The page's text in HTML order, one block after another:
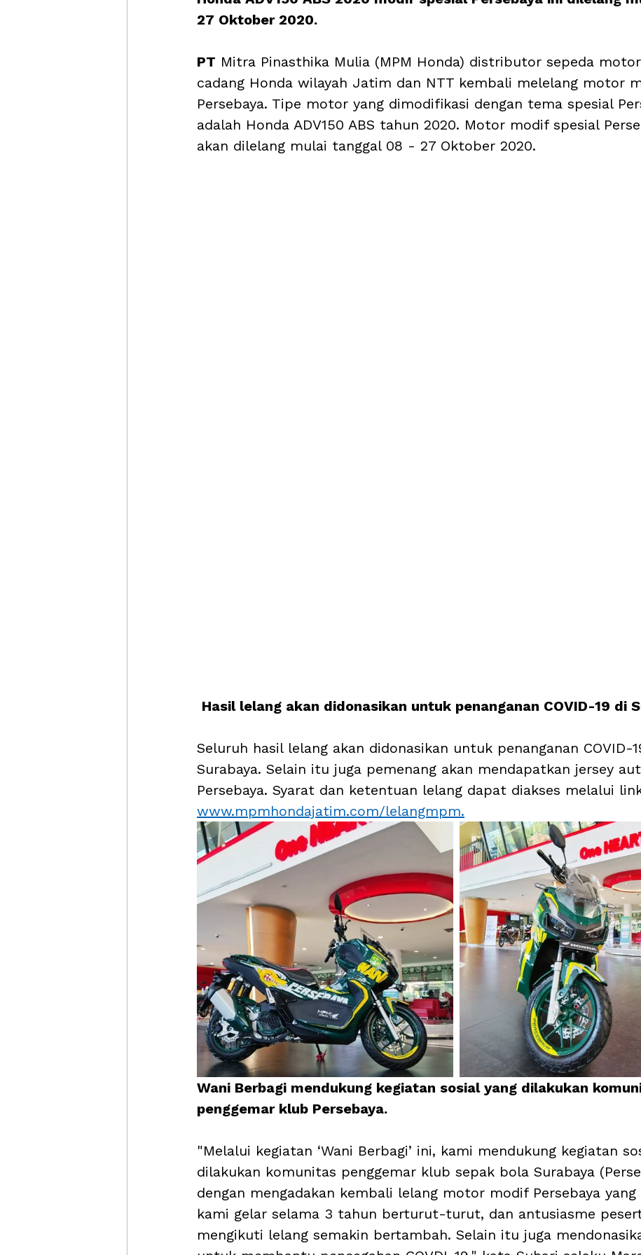
27 Oktober 2020.
PT Mitra Pinasthika Mulia (MPM Honda) distributor sepeda
cadang Honda wilayah Jatim dan NTT kembali melelang motor
Persebaya. Tipe motor yang dimodifikasi dengan tema spesial
adalah Honda ADV150 ABS tahun 2020. Motor modif spesial
akan dilelang mulai tanggal 08 - 27 Oktober 2020.
Hasil lelang akan didonasikan untuk penanganan COVID-19 di
Seluruh hasil lelang akan didonasikan untuk penanganan COVID-
Surabaya. Selain itu juga pemenang akan mendapatkan jersey
Persebaya. Syarat dan ketentuan lelang dapat diakses melalui
www.mpmhondajatim.com/lelangmpm.
Wani Berbagi mendukung kegiatan sosial yang dilakukan
penggemar klub Persebaya.
"Melalui kegiatan ‘Wani Berbagi’ ini, kami mendukung kegiatan
dilakukan komunitas penggemar klub sepak bola Surabaya
dengan mengadakan kembali lelang motor modif Persebaya yang
kami gelar selama 3 tahun berturut-turut, dan antusiasme
mengikuti lelang semakin bertambah. Selain itu juga